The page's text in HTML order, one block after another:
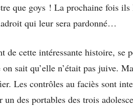
que goys ! La prochaine fois
qui leur sera pardonné…
de cette intéressante histoire, se
sait qu’elle n’était pas juive.
Les contrôles au faciès sont
des portables des trois